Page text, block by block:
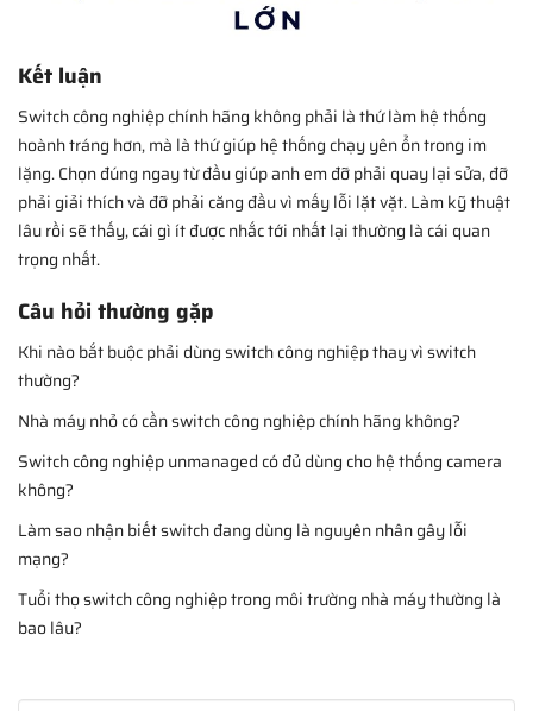
Kết luận
Switch công nghiệp chính hãng không phải là thứ làm hệ thống
hoành tráng hơn, mà là thứ giúp hệ thống chạy yên ổn trong im
lặng. Chọn đúng ngay từ đầu giúp anh em đỡ phải quay lại sửa, đỡ
phải giải thích và đỡ phải căng đầu vì mấy lỗi lặt vặt. Làm kỹ thuật
lâu rồi sẽ thấy, cái gì ít được nhắc tới nhất lại thường là cái quan
trọng nhất.
Câu hỏi thường gặp
Khi nào bắt buộc phải dùng switch công nghiệp thay vì switch
thường?
Nhà máy nhỏ có cần switch công nghiệp chính hãng không?
Switch công nghiệp unmanaged có đủ dùng cho hệ thống camera
không?
Làm sao nhận biết switch đang dùng là nguyên nhân gây lỗi
mạng?
Tuổi thọ switch công nghiệp trong môi trường nhà máy thường là
bao lâu?